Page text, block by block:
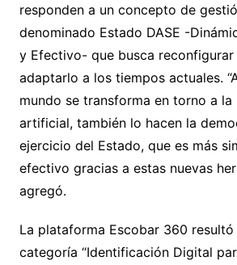
responden a un concepto de
denominado Estado DASE -
y Efectivo- que busca reconfigurar
adaptarlo a los tiempos actuales.
mundo se transforma en torno a la
artificial, también lo hacen la
ejercicio del Estado, que es más
efectivo gracias a estas nuevas
agregó.
La plataforma Escobar 360 resultó
categoría “Identificación Digital